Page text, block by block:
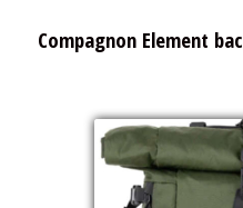
Compagnon Element